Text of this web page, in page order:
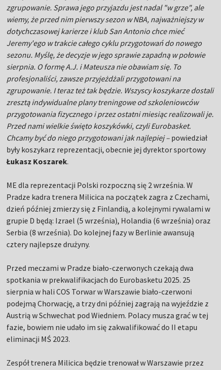
zgrupowanie. Sprawa jego przyjazdu jest nadal "w grze", ale
wiemy, że przed nim pierwszy sezon w NBA, najważniejszy w
dotychczasowej karierze i klub San Antonio chce mieć
Jeremy'ego w trakcie całego cyklu przygotowań do nowego
sezonu. Myślę, że decyzje w jego sprawie zapadną w połowie
sierpnia. O formę A.J. i Mateusza nie obawiam się. To
profesjonaliści, zawsze przyjeżdżali przygotowani na
zgrupowanie. I teraz też tak będzie. Wszyscy koszykarze dostali
zresztą indywidualne plany treningowe od szkoleniowców
przygotowania fizycznego i przez ostatni miesiąc realizowali je.
Przed nami wielkie święto koszykówki, czyli Eurobasket.
Chcamy być do niego przygotowani jak najlepiej – powiedział
były koszykarz reprezentacji, obecnie jej dyrektor sportowy
Łukasz Koszarek.
ME dla reprezentacji Polski rozpoczną się 2 września. W
Pradze kadra trenera Milicica na początek zagra z Czechami,
dzień później zmierzy się z Finlandią, a kolejnymi rywalami w
grupie D będą: Izrael (5 września), Holandia (6 września) oraz
Serbia (8 września). Do kolejnej fazy w Berlinie awansują
cztery najlepsze drużyny.
Przed meczami w Pradze biało-czerwonych czekają dwa
spotkania w prekwalifikacjach do Eurobasketu 2025. 25
sierpnia w hali COS Torwar w Warszawie biało-czerwoni
podejmą Chorwację, a trzy dni później zagrają na wyjeździe z
Austrią w Schwechat pod Wiedniem. Polacy musza grać w tej
fazie, bowiem nie udało im się zakwalifikować do II etapu
eliminacji MŚ 2023.
Zespół trenera Milicica będzie trenował w Warszawie przez